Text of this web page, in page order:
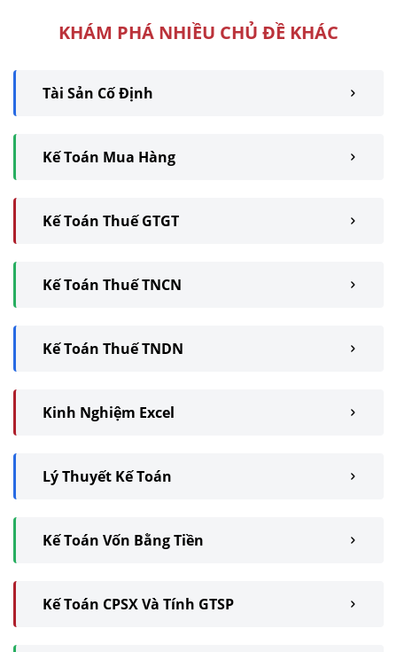
KHÁM PHÁ NHIỀU CHỦ ĐỀ KHÁC
Tài Sản Cố Định
Kế Toán Mua Hàng
Kế Toán Thuế GTGT
Kế Toán Thuế TNCN
Kế Toán Thuế TNDN
Kinh Nghiệm Excel
Lý Thuyết Kế Toán
Kế Toán Vốn Bằng Tiền
Kế Toán CPSX Và Tính GTSP